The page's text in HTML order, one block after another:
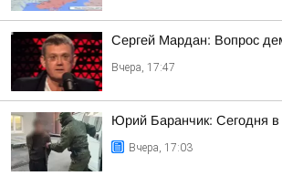
Сергей Мардан: Вопрос
Вчера, 17:47
Юрий Баранчик: Сегодня
Вчера, 17:03